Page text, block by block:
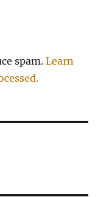
spam.Learn